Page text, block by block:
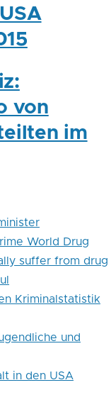
von
im
World Drug
suffer from drug
Kriminalstatistik
und
in den USA